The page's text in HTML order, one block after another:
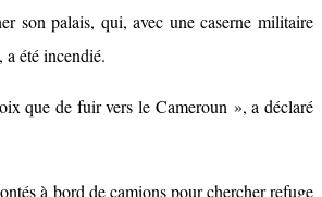
son palais, qui, avec une caserne militaire
a été incendié.
que de fuir vers le Cameroun », a déclaré
à bord de camions pour chercher refuge